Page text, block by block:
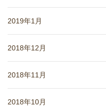
2019年1月
2018年12月
2018年11月
2018年10月